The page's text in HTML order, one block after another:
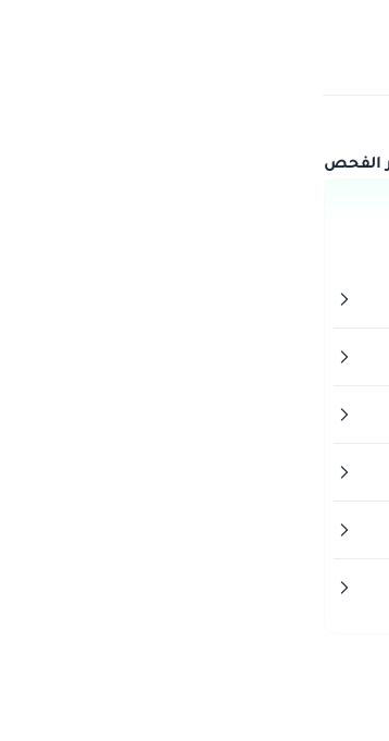
الفحص